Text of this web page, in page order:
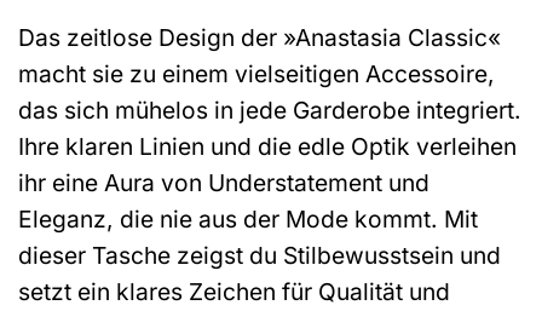
Das zeitlose Design der »Anastasia Classic«
macht sie zu einem vielseitigen Accessoire,
das sich mühelos in jede Garderobe integriert.
Ihre klaren Linien und die edle Optik verleihen
ihr eine Aura von Understatement und
Eleganz, die nie aus der Mode kommt. Mit
dieser Tasche zeigst du Stilbewusstsein und
setzt ein klares Zeichen für Qualität und